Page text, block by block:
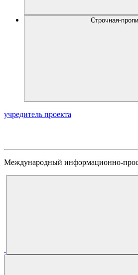
Строчная-
учредитель проекта
Международный информационно-